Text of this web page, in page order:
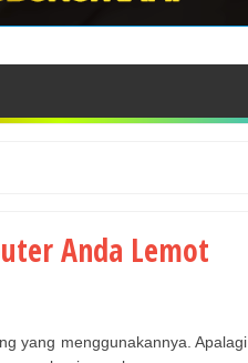
Anda Lemot
yang menggunakannya. Apalagi